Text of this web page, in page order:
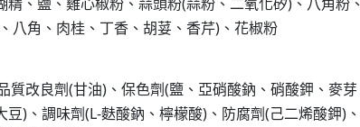
八角、肉桂、丁香、胡荽、香芹)、花椒粉
質改良劑(甘油)、保色劑(鹽、亞硝酸鈉、硝酸鉀、麥芽
)、調味劑(L-麩酸鈉、檸檬酸)、防腐劑(己二烯酸鉀)、